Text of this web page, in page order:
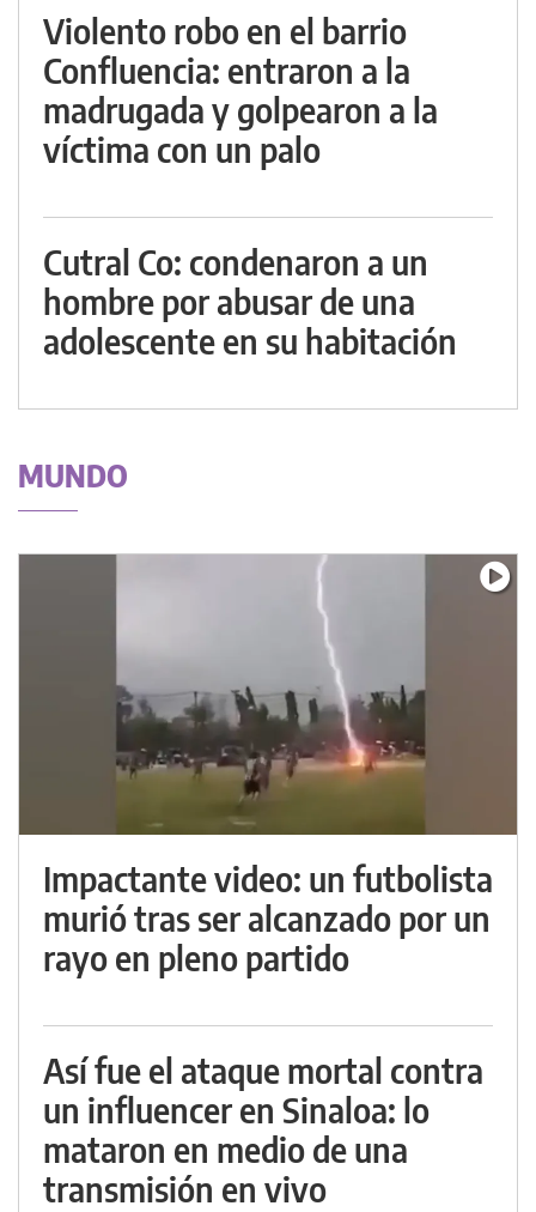
Violento robo en el barrio
Confluencia: entraron a la
madrugada y golpearon a la
víctima con un palo
Cutral Co: condenaron a un
hombre por abusar de una
adolescente en su habitación
MUNDO
Impactante video: un futbolista
murió tras ser alcanzado por un
rayo en pleno partido
Así fue el ataque mortal contra
un influencer en Sinaloa: lo
mataron en medio de una
transmisión en vivo